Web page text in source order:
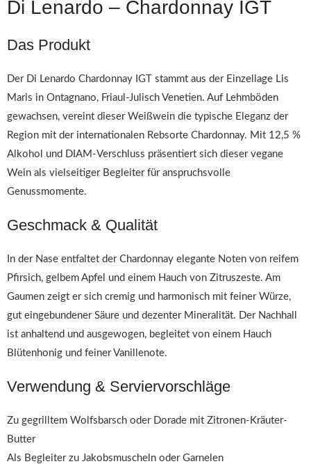
Di Lenardo – Chardonnay IGT
Das Produkt
Der Di Lenardo Chardonnay IGT stammt aus der Einzellage Lis
Maris in Ontagnano, Friaul-Julisch Venetien. Auf Lehmböden
gewachsen, vereint dieser Weißwein die typische Eleganz der
Region mit der internationalen Rebsorte Chardonnay. Mit 12,5 %
Alkohol und DIAM-Verschluss präsentiert sich dieser vegane
Wein als vielseitiger Begleiter für anspruchsvolle
Genussmomente.
Geschmack & Qualität
In der Nase entfaltet der Chardonnay elegante Noten von reifem
Pfirsich, gelbem Apfel und einem Hauch von Zitruszeste. Am
Gaumen zeigt er sich cremig und harmonisch mit feiner Würze,
gut eingebundener Säure und dezenter Mineralität. Der Nachhall
ist anhaltend und ausgewogen, begleitet von einem Hauch
Blütenhonig und feiner Vanillenote.
Verwendung & Serviervorschläge
Zu gegrilltem Wolfsbarsch oder Dorade mit Zitronen-Kräuter-
Butter
Als Begleiter zu Jakobsmuscheln oder Garnelen